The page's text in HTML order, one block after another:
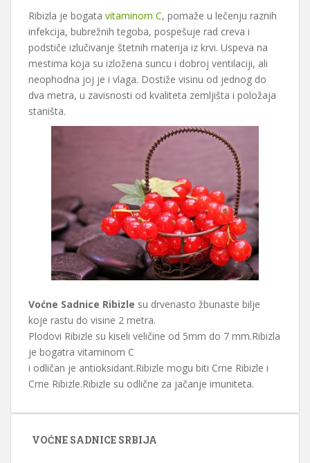
Ribizla je bogata vitaminom C, pomaže u lečenju raznih
infekcija, bubrežnih tegoba, pospešuje rad creva i
podstiče izlučivanje štetnih materija iz krvi. Uspeva na
mestima koja su izložena suncu i dobroj ventilaciji, ali
neophodna joj je i vlaga. Dostiže visinu od jednog do
dva metra, u zavisnosti od kvaliteta zemljišta i položaja
staništa.
Voćne Sadnice Ribizle su drvenasto žbunaste bilje
koje rastu do visine 2 metra.
Plodovi Ribizle su kiseli veličine od 5mm do 7 mm.Ribizla
je bogatra vitaminom C
i odličan je antioksidant.Ribizle mogu biti Crne Ribizle i
Crne Ribizle.Ribizle su odlične za jačanje imuniteta.
VOĆNE SADNICE SRBIJA